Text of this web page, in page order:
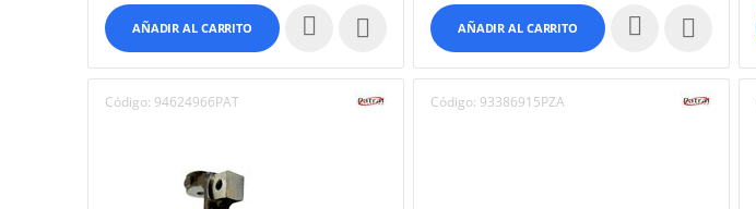
AÑADIR AL CARRITO  AÑADIR AL CARRITO 
Código: 94624966PAT Código: 93386915PZA